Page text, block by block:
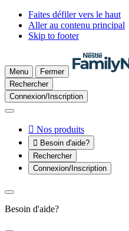
Faites défiler vers le haut
Aller au contenu principal
Skip to footer
Menu
Fermer
Rechercher
Connexion/Inscription
 Nos produits
 Besoin d'aide?
Rechercher
Connexion/Inscription
Besoin d'aide?